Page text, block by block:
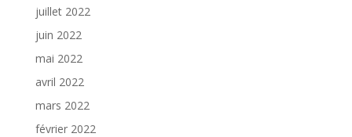
juillet 2022
juin 2022
mai 2022
avril 2022
mars 2022
février 2022